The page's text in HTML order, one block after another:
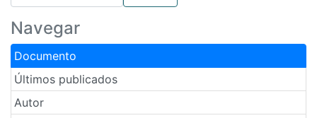
Navegar
Documento
Últimos publicados
Autor